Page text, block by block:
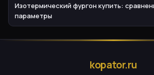
Изотермический фургон купить:
параметры
kopator.ru